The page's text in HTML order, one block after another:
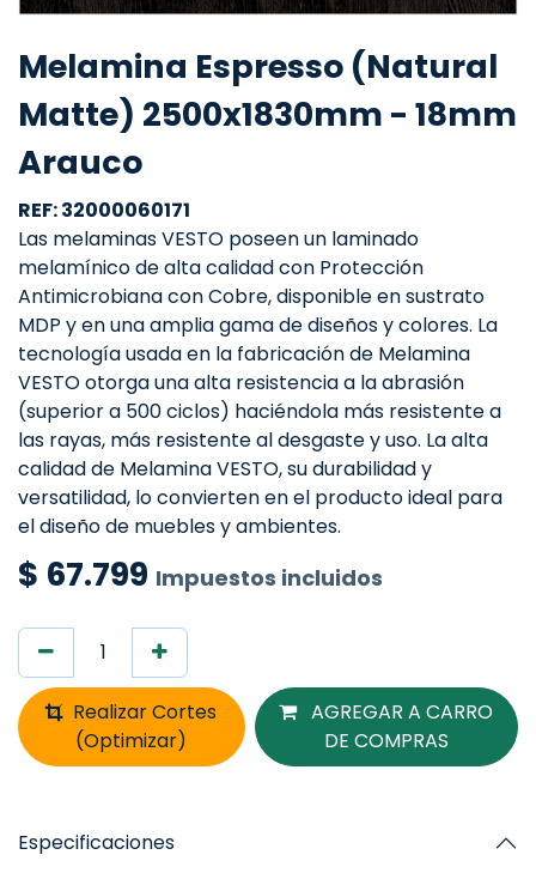
Melamina Espresso (Natural
Matte) 2500x1830mm - 18mm
Arauco
REF: 32000060171
Las melaminas VESTO poseen un laminado
melamínico de alta calidad con Protección
Antimicrobiana con Cobre, disponible en sustrato
MDP y en una amplia gama de diseños y colores. La
tecnología usada en la fabricación de Melamina
VESTO otorga una alta resistencia a la abrasión
(superior a 500 ciclos) haciéndola más resistente a
las rayas, más resistente al desgaste y uso. La alta
calidad de Melamina VESTO, su durabilidad y
versatilidad, lo convierten en el producto ideal para
el diseño de muebles y ambientes.
$ 67.799 Impuestos incluidos
Realizar Cortes
(Optimizar)
AGREGAR A CARRO
DE COMPRAS
Especificaciones